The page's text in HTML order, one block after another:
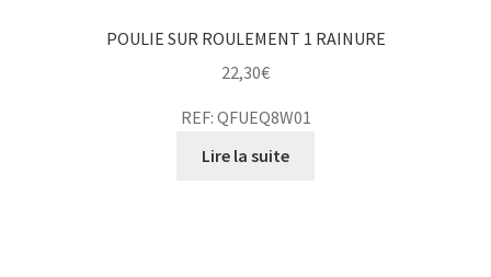
POULIE SUR ROULEMENT 1 RAINURE
22,30€
REF: QFUEQ8W01
Lire la suite